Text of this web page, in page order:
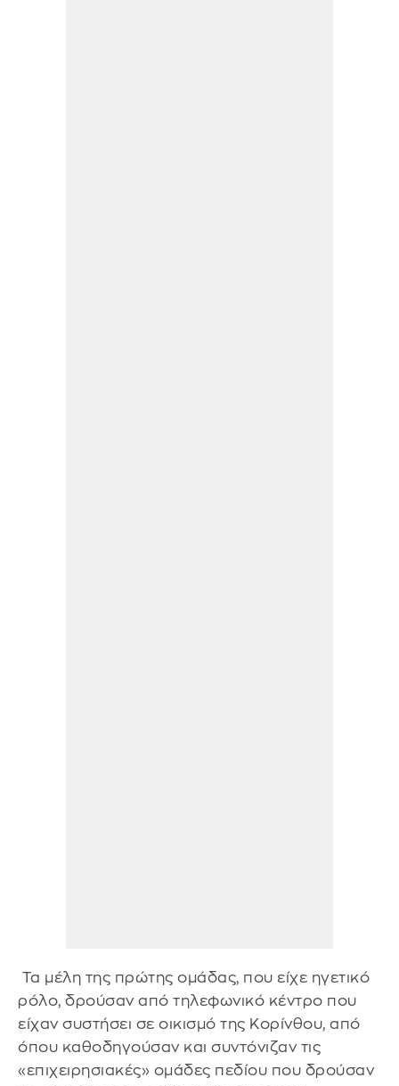
Τα μέλη της πρώτης ομάδας, που είχε ηγετικό
ρόλο, δρούσαν από τηλεφωνικό κέντρο που
είχαν συστήσει σε οικισμό της Κορίνθου, από
όπου καθοδηγούσαν και συντόνιζαν τις
«επιχειρησιακές» ομάδες πεδίου που δρούσαν